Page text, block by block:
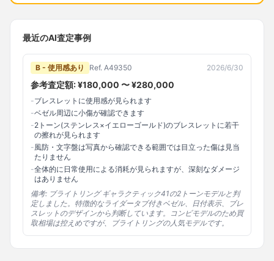
最近のAI査定事例
B - 使用感あり Ref. A49350 2026/6/30
参考査定額: ¥180,000 〜 ¥280,000
-ブレスレットに使用感が見られます
-ベゼル周辺に小傷が確認できます
-2トーン(ステンレス×イエローゴールド)のブレスレットに若干
の擦れが見られます
-風防・文字盤は写真から確認できる範囲では目立った傷は見当
たりません
-全体的に日常使用による消耗が見られますが、深刻なダメージ
はありません
備考: ブライトリング ギャラクティック41の2トーンモデルと判
定しました。特徴的なライダータブ付きベゼル、日付表示、ブレ
スレットのデザインから判断しています。コンビモデルのため買
取相場は控えめですが、ブライトリングの人気モデルです。